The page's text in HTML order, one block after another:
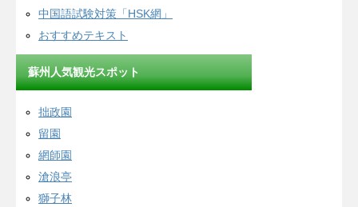
中国語試験対策「HSK網」
おすすめテキスト
蘇州人気観光スポット
拙政園
留園
網師園
滄浪亭
獅子林